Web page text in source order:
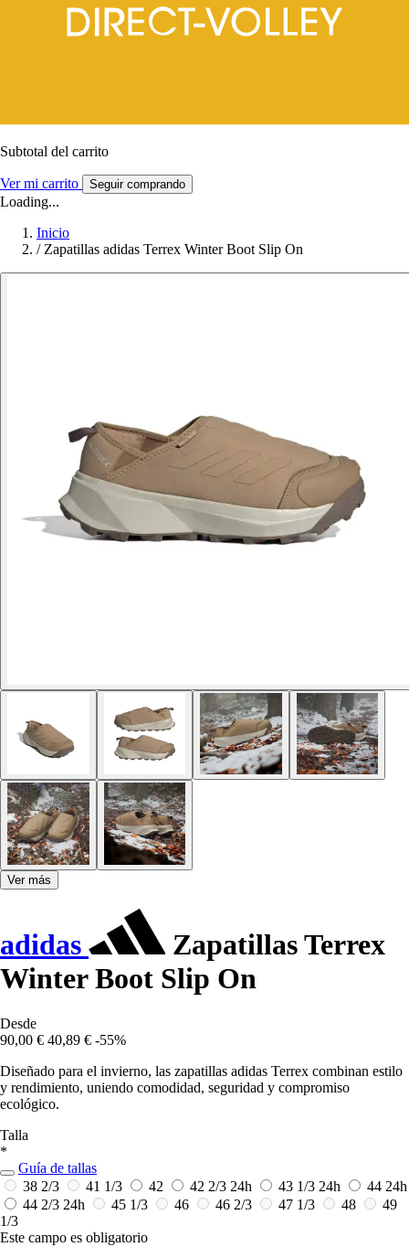
Subtotal del carrito
Ver mi carrito Seguir comprando
Loading...
Inicio
/ Zapatillas adidas Terrex Winter Boot Slip On
Ver más
adidas
Zapatillas Terrex
Winter Boot Slip On
Desde
90,00 € 40,89 € -55%
Diseñado para el invierno, las zapatillas adidas Terrex combinan estilo
y rendimiento, uniendo comodidad, seguridad y compromiso
ecológico.
Talla
*
Guía de tallas
38 2/3
41 1/3 42 42 2/3 24h 43 1/3 24h 44 24h
44 2/3 24h 45 1/3 46 46 2/3 47 1/3 48
49
1/3
Este campo es obligatorio